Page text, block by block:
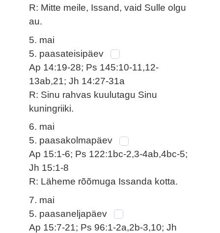
R: Mitte meile, Issand, vaid Sulle olgu
au.
5. mai
5. paasateisipäev
Ap 14:19-28; Ps 145:10-11,12-
13ab,21; Jh 14:27-31a
R: Sinu rahvas kuulutagu Sinu
kuningriiki.
6. mai
5. paasakolmapäev
Ap 15:1-6; Ps 122:1bc-2,3-4ab,4bc-5;
Jh 15:1-8
R: Läheme rõõmuga Issanda kotta.
7. mai
5. paasaneljapäev
Ap 15:7-21; Ps 96:1-2a,2b-3,10; Jh